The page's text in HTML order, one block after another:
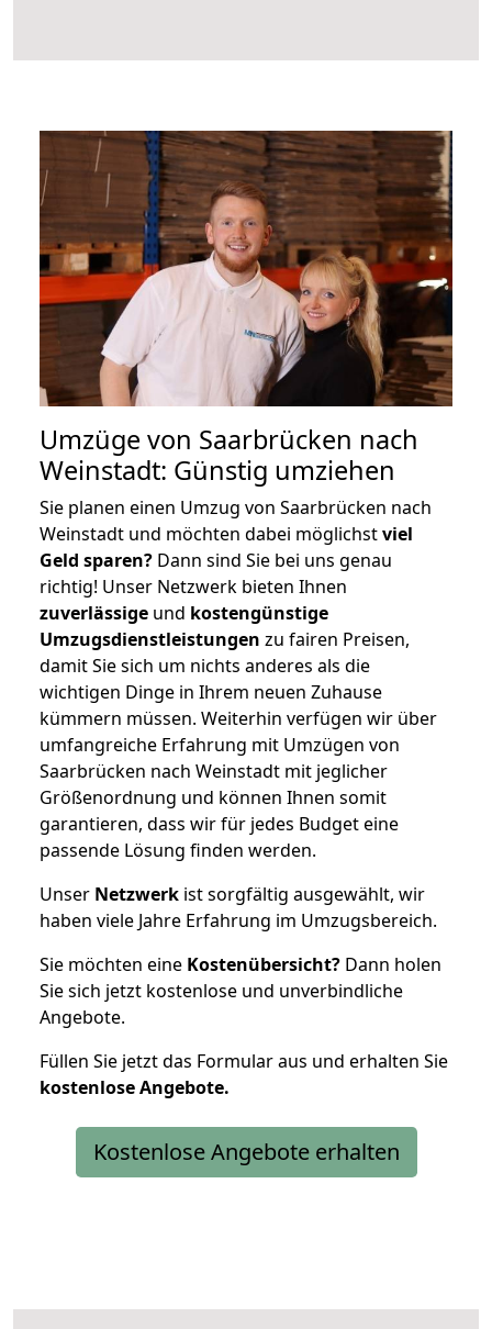
Umzüge von Saarbrücken nach
Weinstadt: Günstig umziehen
Sie planen einen Umzug von Saarbrücken nach
Weinstadt und möchten dabei möglichstviel
Geld sparen? Dann sind Sie bei uns genau
richtig! Unser Netzwerk bieten Ihnen
zuverlässige und kostengünstige
Umzugsdienstleistungen zu fairen Preisen,
damit Sie sich um nichts anderes als die
wichtigen Dinge in Ihrem neuen Zuhause
kümmern müssen. Weiterhin verfügen wir über
umfangreiche Erfahrung mit Umzügen von
Saarbrücken nach Weinstadt mit jeglicher
Größenordnung und können Ihnen somit
garantieren, dass wir für jedes Budget eine
passende Lösung finden werden.
Unser Netzwerk ist sorgfältig ausgewählt, wir
haben viele Jahre Erfahrung im Umzugsbereich.
Sie möchten eine Kostenübersicht? Dann holen
Sie sich jetzt kostenlose und unverbindliche
Angebote.
Füllen Sie jetzt das Formular aus und erhalten Sie
kostenloseAngebote.
Kostenlose Angebote erhalten